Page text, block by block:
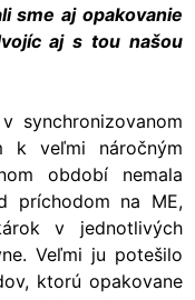
sme aj opakovanie
aj s tou našou
synchronizovanom
k veľmi náročným
období nemala
príchodom na ME,
v jednotlivých
Veľmi ju potešilo
ktorú opakovane